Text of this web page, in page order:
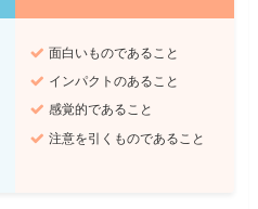
面白いものであること
インパクトのあること
感覚的であること
注意を引くものであること